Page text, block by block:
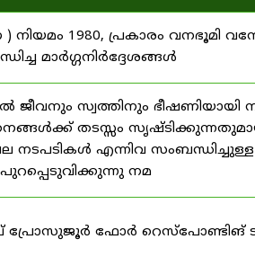
1980, പ്രകാരം വനഭൂമി
മാർഗ്ഗനിർദ്ദേശങ്ങൾ
സ്വത്തിനും ഭീഷണിയായി
തടസ്സം സൃഷ്ടിക്കുന്നതുമായ
നടപടികൾ എന്നിവ
നമ
പ്രോസുജൂർ ഫോർ റെസ്‌പോണ്ടിങ്